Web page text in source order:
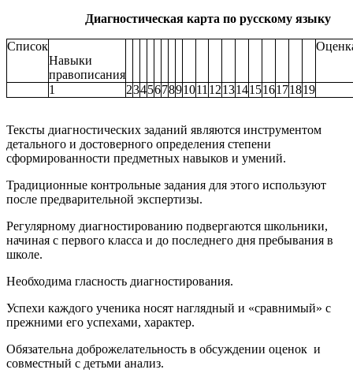
Диагностическая карта по русскому языку
Список
Навыки
правописания
1 234567891011 1213141516171819
Тексты диагностических заданий являются инструментом
детального и достоверного определения степени
сформированности предметных навыков и умений.
Традиционные контрольные задания для этого используют
после предварительной экспертизы.
Регулярному диагностированию подвергаются школьники,
начиная с первого класса и до последнего дня пребывания в
школе.
Необходима гласность диагностирования.
Успехи каждого ученика носят наглядный и «сравнимый» с
прежними его успехами, характер.
Обязательна доброжелательность в обсуждении оценок и
совместный с детьми анализ.